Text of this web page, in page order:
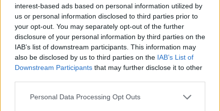
interest-based ads based on personal information utilized by
us or personal information disclosed to third parties prior to
your opt-out. You may separately opt-out of the further
disclosure of your personal information by third parties on the
IAB’s list of downstream participants. This information may
also be disclosed by us to third parties on the IAB’s List of
Downstream Participants that may further disclose it to other
Personal Data Processing Opt Outs
Odpovědět
Pe Petr 7.7.2026 12:53 Reaguje na pavel peregrin
A to je přesně to, co jsem psal. Že váš mozeček nic
jiného vidět nedokáže.
Odpovědět